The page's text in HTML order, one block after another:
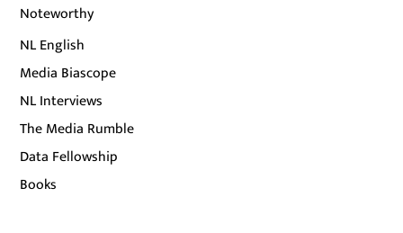
Noteworthy
NL English
Media Biascope
NL Interviews
The Media Rumble
Data Fellowship
Books